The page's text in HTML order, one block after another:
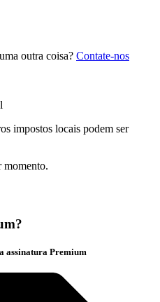
outra coisa? Contate-nos
impostos locais podem ser
momento.
assinatura Premium